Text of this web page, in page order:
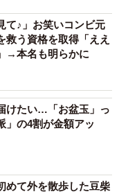
氏（とうじ）がい
る「私立備中清酒醸
て♪」お笑いコンビ元
う資格を取得「ええ
→本名も明らかに
けたい…「お盆玉」っ
」の4割が金額アッ
めて外を散歩した豆柴